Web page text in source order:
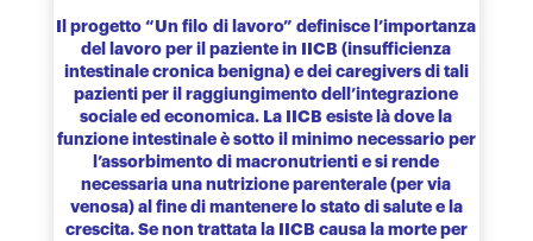
Il progetto “Un filo di lavoro” definisce l’importanza
del lavoro per il paziente in IICB (insufficienza
intestinale cronica benigna) e dei caregivers di tali
pazienti per il raggiungimento dell’integrazione
sociale ed economica. La IICB esiste là dove la
funzione intestinale è sotto il minimo necessario per
l’assorbimento di macronutrienti e si rende
necessaria una nutrizione parenterale (per via
venosa) al fine di mantenere lo stato di salute e la
crescita. Se non trattata la IICB causa la morte per